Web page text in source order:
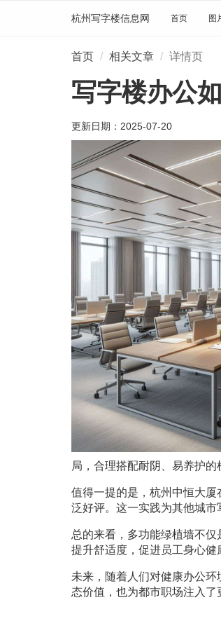
杭州写字楼信息网 首页 图
首页 相关文章 详情页
写字楼办公
更新日期： 2025-07-20
局，合理搭配耐阴、易养护
值得一提的是，杭州中恒大
泛好评。这一实践为其他城市
总的来看，多功能绿植墙不
提升舒适度，促进员工身心健
未来，随着人们对健康办公
态价值，也为都市职场注入了